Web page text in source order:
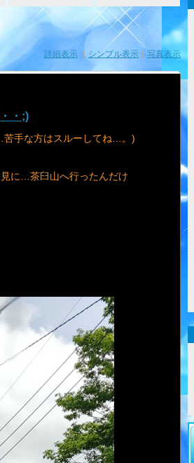
詳細表示 ｜ シンプル表示 写真表示
・;)
手な方はスルーしてね…。)
に…茶臼山へ行ったんだけ